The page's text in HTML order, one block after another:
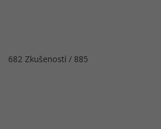
682 Zkušeností / 885